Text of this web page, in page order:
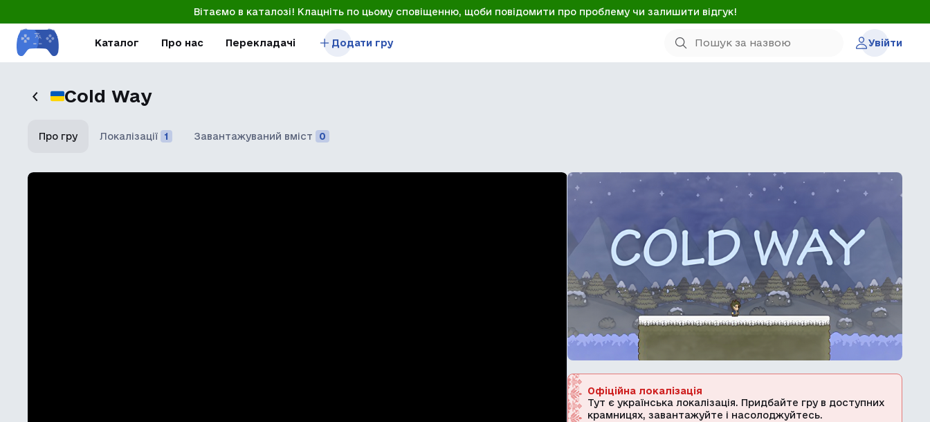
Вітаємо в каталозі! Клацніть по цьому сповіщенню, щоби повідомити про проблему чи залишити відгук!
Каталог Про нас Перекладачі Додати гру Увійти
Cold Way
Про гру Локалізації 1 Завантажуваний вміст 0
Офіційна локалізація
Тут є українська локалізація. Придбайте гру в доступних
крамницях, завантажуйте і насолоджуйтесь.